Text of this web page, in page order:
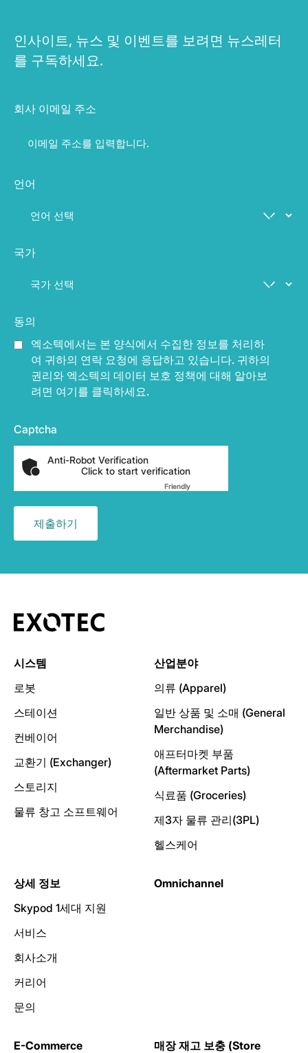
인사이트, 뉴스 및 이벤트를 보려면 뉴스레터
를 구독하세요.
회사 이메일 주소
언어
국가
동의
엑소텍에서는 본 양식에서 수집한 정보를 처리하
여 귀하의 연락 요청에 응답하고 있습니다. 귀하의
권리와 엑소텍의 데이터 보호 정책에 대해 알아보
려면 여기를 클릭하세요.
Captcha
Anti-Robot Verification
Click to start verification
FriendlyCaptcha ⇗
시스템
로봇
스테이션
컨베이어
교환기 (Exchanger)
스토리지
물류 창고 소프트웨어
산업분야
의류 (Apparel)
일반 상품 및 소매 (General
Merchandise)
애프터마켓 부품
(Aftermarket Parts)
식료품 (Groceries)
제3자 물류 관리(3PL)
헬스케어
상세 정보
Skypod 1세대 지원
서비스
회사소개
커리어
문의
Omnichannel
E-Commerce 매장 재고 보충 (Store